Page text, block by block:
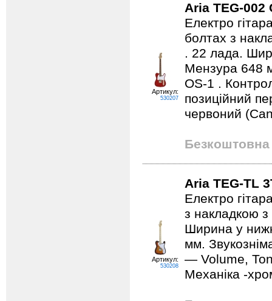
Артикул:
530207
Aria TEG-002
Електро
болтах з
. 22 лада.
Мензура 648
OS-1 .
позиційний
червоний
Безкоштовна
Артикул:
530208
Aria TEG-TL
Електро
з накладкою
Ширина у
мм.
— Volume,
Механіка -